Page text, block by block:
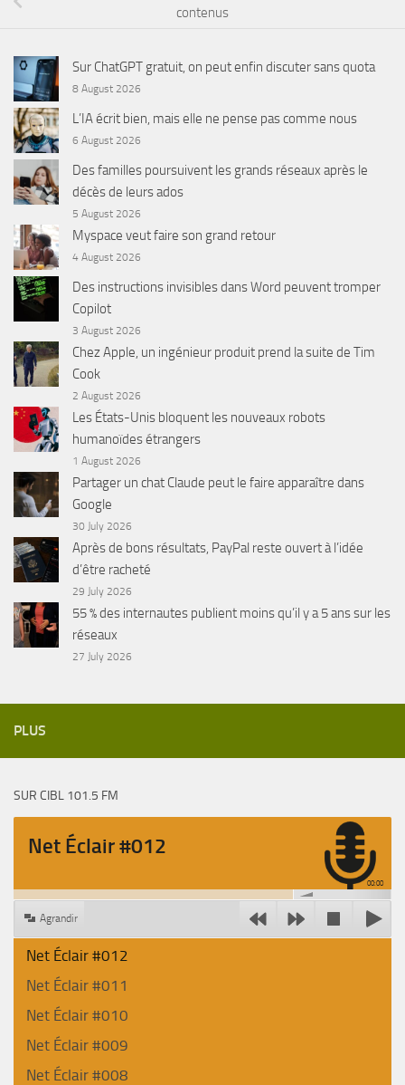
contenus
Sur ChatGPT gratuit, on peut enfin discuter sans quota
8 August 2026
L’IA écrit bien, mais elle ne pense pas comme nous
6 August 2026
Des familles poursuivent les grands réseaux après le
décès de leurs ados
5 August 2026
Myspace veut faire son grand retour
4 August 2026
Des instructions invisibles dans Word peuvent tromper
Copilot
3 August 2026
Chez Apple, un ingénieur produit prend la suite de Tim
Cook
2 August 2026
Les États-Unis bloquent les nouveaux robots
humanoïdes étrangers
1 August 2026
Partager un chat Claude peut le faire apparaître dans
Google
30 July 2026
Après de bons résultats, PayPal reste ouvert à l’idée
d’être racheté
29 July 2026
55 % des internautes publient moins qu’il y a 5 ans sur les
réseaux
27 July 2026
PLUS
SUR CIBL 101.5 FM
Net Éclair #012
00:00
Agrandir
Net Éclair #012
Net Éclair #011
Net Éclair #010
Net Éclair #009
Net Éclair #008